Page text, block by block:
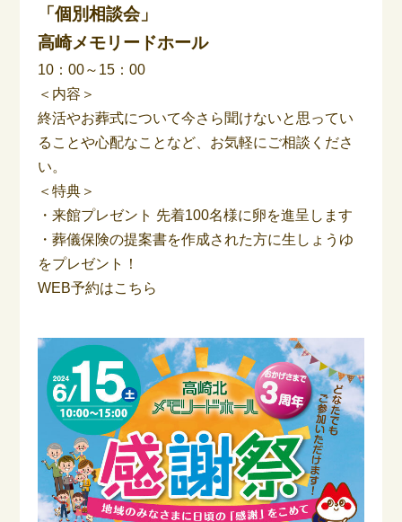
「個別相談会」
高崎メモリードホール
10：00～15：00
＜内容＞
終活やお葬式について今さら聞けないと思ってい
ることや心配なことなど、お気軽にご相談くださ
い。
＜特典＞
・来館プレゼント 先着100名様に卵を進呈します
・葬儀保険の提案書を作成された方に生しょうゆ
をプレゼント！
WEB予約はこちら